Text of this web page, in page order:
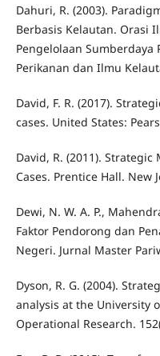
Dahuri, R. (2003).
Berbasis Kelautan. Orasi
Pengelolaan Sumberdaya
Perikanan dan Ilmu
David, F. R. (2017).
cases. United States:
David, R. (2011).
Cases. Prentice Hall. New
Dewi, N. W. A. P.,
Faktor Pendorong dan
Negeri. Jurnal Master
Dyson, R. G. (2004).
analysis at the University
Operational Research.